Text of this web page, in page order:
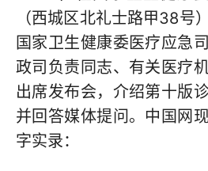
（西城区北礼士路甲38号
国家卫生健康委医疗应急
政司负责同志、有关医疗
出席发布会，介绍第十版
并回答媒体提问。中国网
字实录：